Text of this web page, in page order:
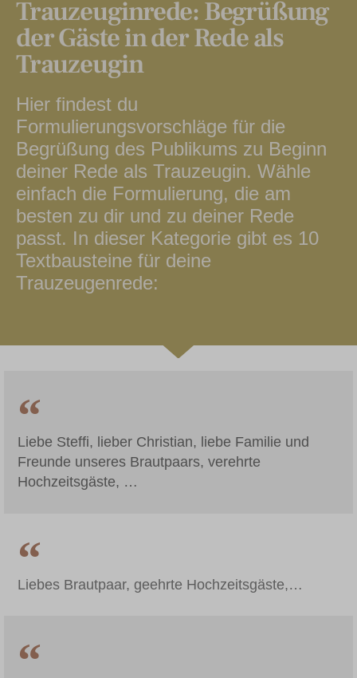
Trauzeuginrede: Begrüßung
der Gäste in der Rede als
Trauzeugin
Hier findest du
Formulierungsvorschläge für die
Begrüßung des Publikums zu Beginn
deiner Rede als Trauzeugin. Wähle
einfach die Formulierung, die am
besten zu dir und zu deiner Rede
passt. In dieser Kategorie gibt es 10
Textbausteine für deine
Trauzeugenrede:
Liebe Steffi, lieber Christian, liebe Familie und
Freunde unseres Brautpaars, verehrte
Hochzeitsgäste, …
Liebes Brautpaar, geehrte Hochzeitsgäste,…